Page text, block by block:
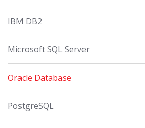
IBM DB2
Microsoft SQL Server
Oracle Database
PostgreSQL